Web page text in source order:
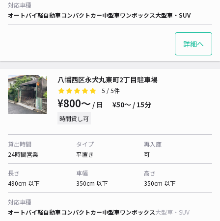
対応車種
オートバイ軽自動車コンパクトカー中型車ワンボックス大型車・SUV
詳細へ
八幡西区永犬丸東町2丁目駐車場
5 / 5件
¥800〜 / 日 ¥50〜 / 15分
時間貸し可
貸出時間
24時間営業
タイプ
平置き
再入庫
可
長さ
490cm 以下
車幅
350cm 以下
高さ
350cm 以下
対応車種
オートバイ軽自動車コンパクトカー中型車ワンボックス大型車・SUV